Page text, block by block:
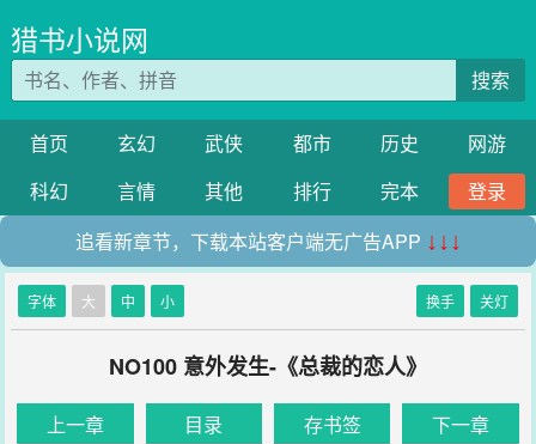
猎书小说网
搜索
首页 玄幻 武侠 都市 历史
网游
科幻
言情 其他 排行 完本
登录
追看新章节，下载本站客户端无广告APP ↓↓↓
字体 大 中 小 换手 关灯
NO100 意外发生-《总裁的恋人》
上一章 目录 存书签 下一章